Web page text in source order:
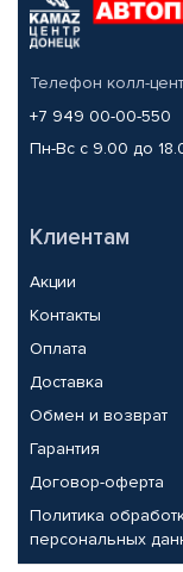
Телефон колл-
+7 949 00-00-550
Пн-Вс с 9.00 до
Клиентам
Акции
Контакты
Оплата
Доставка
Обмен и возврат
Гарантия
Договор-оферта
Политика
персональных